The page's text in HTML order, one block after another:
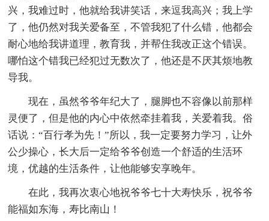
兴，我难过时，他就给我讲笑话，来逗我高兴；我上学
了，他仍然对我关爱备至，不管我犯了什么错，他都会
耐心地给我讲道理，教育我，并帮住我改正这个错误。
哪怕这个错我已经犯过无数次了，他还是不厌其烦地教
导我。
现在，虽然爷爷年纪大了，腿脚也不容像以前那样
灵便了，但是他的内心中依然牵挂着我，关爱着我。俗
话说：“百行孝为先！”所以，我一定要努力学习，让外
公少操心，长大后一定给爷爷创造一个舒适的生活环
境，优越的生活条件，让他能够安享晚年。
在此，我再次衷心地祝爷爷七十大寿快乐，祝爷爷
能福如东海，寿比南山！